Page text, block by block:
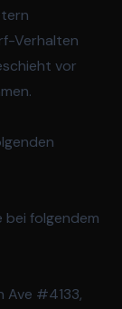
Verhalten
vor
bei folgendem
Ave #4133,